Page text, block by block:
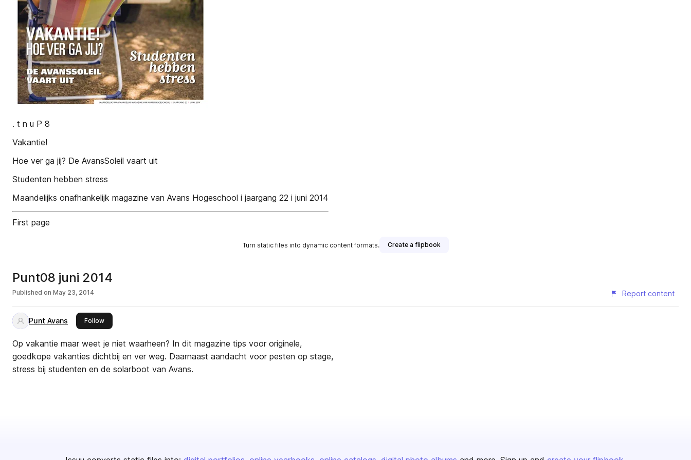
. t n u P 8
Vakantie!
Hoe ver ga jij? De AvansSoleil vaart uit
Studenten hebben stress
Maandelijks onafhankelijk magazine van Avans Hogeschool i jaargang 22 i juni 2014
First page
Turn static files into dynamic content formats. Create a flipbook
Punt08 juni 2014
Published on May 23, 2014 Report content
Punt Avans Followthis publisher
Op vakantie maar weet je niet waarheen? In dit magazine tips voor originele,
goedkope vakanties dichtbij en ver weg. Daarnaast aandacht voor pesten op stage,
stress bij studenten en de solarboot van Avans.